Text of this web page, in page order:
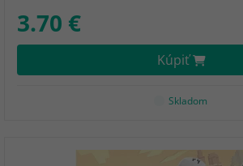
3.70 €
Kúpiť
Skladom